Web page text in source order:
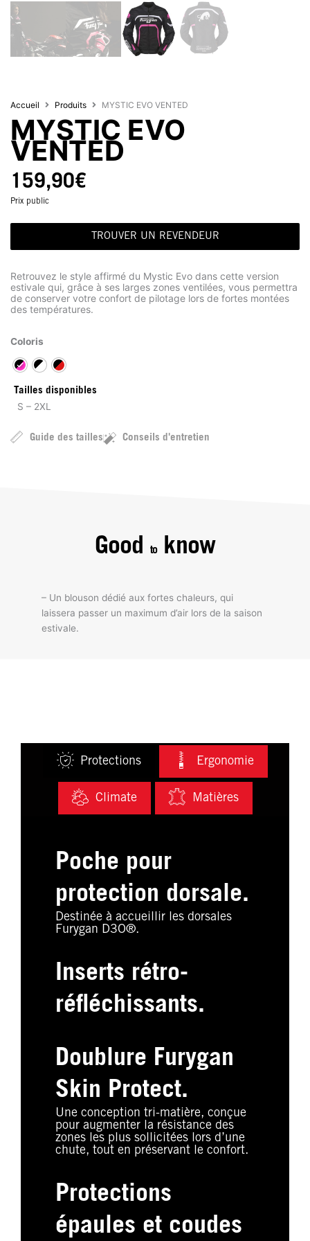
Accueil Produits MYSTIC EVO VENTED
MYSTIC EVO
VENTED
159,90€
Prix public
TROUVER UN REVENDEUR
Retrouvez le style affirmé du Mystic Evo dans cette version
estivale qui, grâce à ses larges zones ventilées, vous permettra
de conserver votre confort de pilotage lors de fortes montées
des températures.
Coloris
Tailles disponibles
S – 2XL
Guide des tailles Conseils d'entretien
Good toknow
– Un blouson dédié aux fortes chaleurs, qui
laissera passer un maximum d’air lors de la saison
estivale.
Protections Ergonomie
Climate Matières
Poche pour
protection dorsale.
Destinée à accueillir les dorsales
Furygan D3O®.
Inserts rétro-
réfléchissants.
Doublure Furygan
Skin Protect.
Une conception tri-matière, conçue
pour augmenter la résistance des
zones les plus sollicitées lors d’une
chute, tout en préservant le confort.
Protections
épaules et coudes